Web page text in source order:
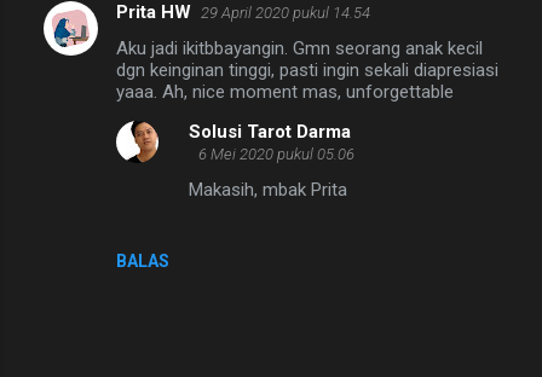
Prita HW 29 April 2020 pukul 14.54
Aku jadi ikitbbayangin. Gmn seorang anak kecil
dgn keinginan tinggi, pasti ingin sekali diapresiasi
yaaa. Ah, nice moment mas, unforgettable
BALAS
Solusi Tarot Darma
6 Mei 2020 pukul 05.06
Makasih, mbak Prita